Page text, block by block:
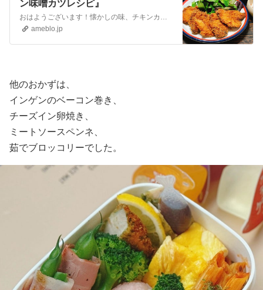
ン味噌カツレシピ』
おはようございます！懐かしの味、チキンカツレシピのご紹介です。味噌味が付いたチキンカツです。私の地元では、小中学校の給食のメニューにあった「チキン味噌カツ」懐…
ameblo.jp
他のおかずは、
インゲンのベーコン巻き、
チーズイン卵焼き、
ミートソースペンネ、
茹でブロッコリーでした。